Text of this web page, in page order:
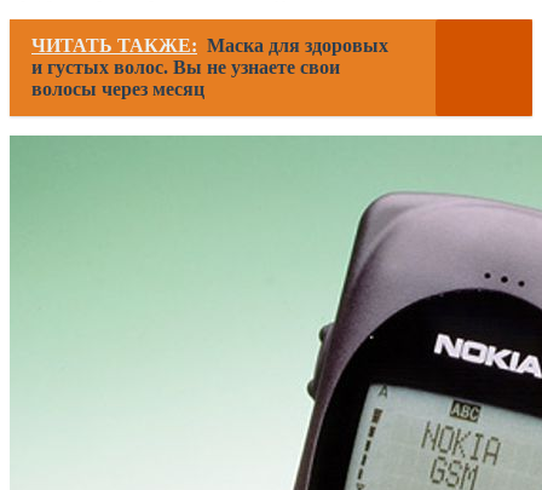
ЧИТАТЬ ТАКЖЕ: Маска для здоровых
и густых волос. Вы не узнаете свои
волосы через месяц